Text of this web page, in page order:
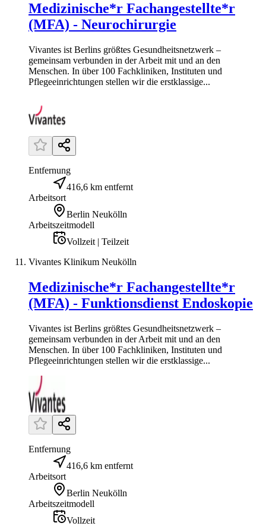
Medizinische*r Fachangestellte*r
(MFA) - Neurochirurgie
Vivantes ist Berlins größtes Gesundheitsnetzwerk –
gemeinsam verbunden in der Arbeit mit und an den
Menschen. In über 100 Fachkliniken, Instituten und
Pflegeeinrichtungen stellen wir die erstklassige...
Entfernung
416,6 km entfernt
Arbeitsort
Berlin Neukölln
Arbeitszeitmodell
Vollzeit | Teilzeit
Vivantes Klinikum Neukölln
Medizinische*r Fachangestellte*r
(MFA) - Funktionsdienst Endoskopie
Vivantes ist Berlins größtes Gesundheitsnetzwerk –
gemeinsam verbunden in der Arbeit mit und an den
Menschen. In über 100 Fachkliniken, Instituten und
Pflegeeinrichtungen stellen wir die erstklassige...
Entfernung
416,6 km entfernt
Arbeitsort
Berlin Neukölln
Arbeitszeitmodell
Vollzeit